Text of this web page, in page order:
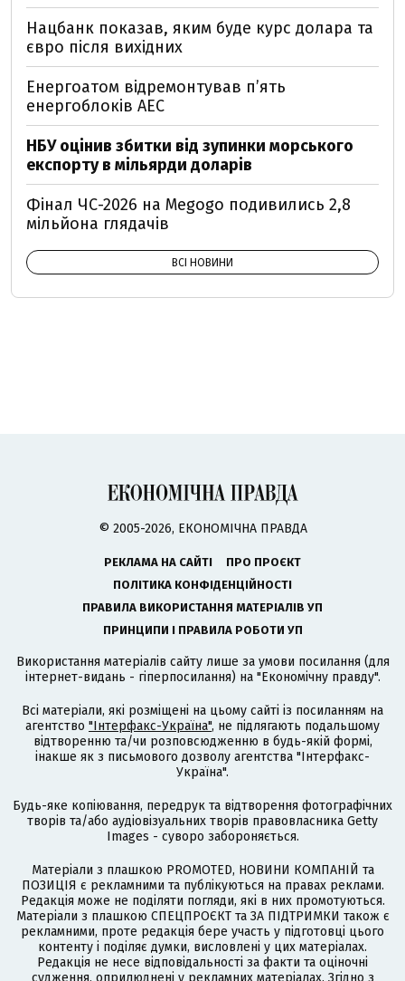
Нацбанк показав, яким буде курс долара та
євро після вихідних
Енергоатом відремонтував п’ять
енергоблоків АЕС
НБУ оцінив збитки від зупинки морського
експорту в мільярди доларів
Фінал ЧС-2026 на Megogo подивились 2,8
мільйона глядачів
ВСІ НОВИНИ
© 2005-2026, ЕКОНОМІЧНА ПРАВДА
РЕКЛАМА НА САЙТІ
ПРО ПРОЄКТ
ПОЛІТИКА КОНФІДЕНЦІЙНОСТІ
ПРАВИЛА ВИКОРИСТАННЯ МАТЕРІАЛІВ УП
ПРИНЦИПИ І ПРАВИЛА РОБОТИ УП
Використання матеріалів сайту лише за умови посилання (для
інтернет-видань - гіперпосилання) на "Економічну правду".
Всі матеріали, які розміщені на цьому сайті із посиланням на
агентство "Інтерфакс-Україна", не підлягають подальшому
відтворенню та/чи розповсюдженню в будь-якій формі,
інакше як з письмового дозволу агентства "Інтерфакс-
Україна".
Будь-яке копіювання, передрук та відтворення фотографічних
творів та/або аудіовізуальних творів правовласника Getty
Images - суворо забороняється.
Матеріали з плашкою PROMOTED, НОВИНИ КОМПАНІЙ та
ПОЗИЦІЯ є рекламними та публікуються на правах реклами.
Редакція може не поділяти погляди, які в них промотуються.
Матеріали з плашкою СПЕЦПРОЄКТ та ЗА ПІДТРИМКИ також є
рекламними, проте редакція бере участь у підготовці цього
контенту і поділяє думки, висловлені у цих матеріалах.
Редакція не несе відповідальності за факти та оціночні
судження, оприлюднені у рекламних матеріалах. Згідно з